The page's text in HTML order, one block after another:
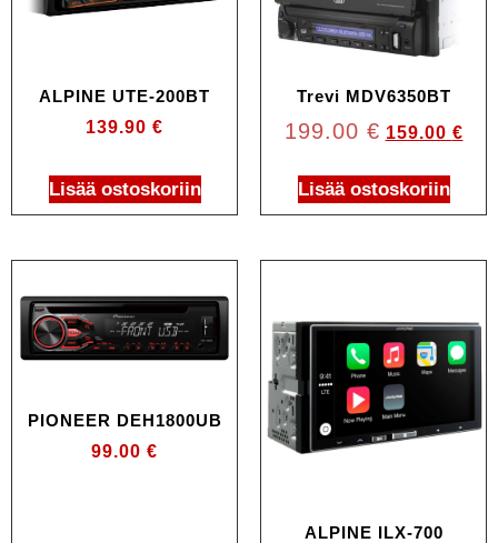
ALPINE UTE-200BT
139.90 €
Lisää ostoskoriin
Trevi MDV6350BT
199.00 € 159.00 €
Lisää ostoskoriin
PIONEER DEH1800UB
99.00 €
ALPINE ILX-700